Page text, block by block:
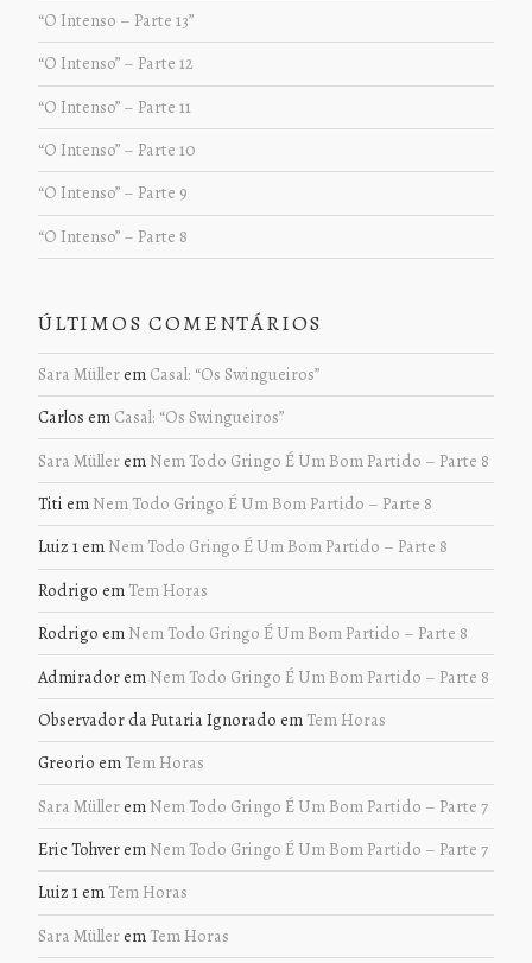
“O Intenso – Parte 13”
“O Intenso” – Parte 12
“O Intenso” – Parte 11
“O Intenso” – Parte 10
“O Intenso” – Parte 9
“O Intenso” – Parte 8
ÚLTIMOS COMENTÁRIOS
Sara Müllerem Casal: “Os Swingueiros”
Carlos em Casal: “Os Swingueiros”
Sara Müllerem Nem Todo Gringo É Um Bom Partido – Parte 8
Titi em Nem Todo Gringo É Um Bom Partido – Parte 8
Luiz 1em Nem Todo Gringo É Um Bom Partido – Parte 8
Rodrigo em Tem Horas
Rodrigo em Nem Todo Gringo É Um Bom Partido – Parte 8
Admiradorem Nem Todo Gringo É Um Bom Partido – Parte 8
Observador da Putaria Ignorado em Tem Horas
Greorio em Tem Horas
Sara Müllerem Nem Todo Gringo É Um Bom Partido – Parte 7
Eric Tohverem Nem Todo Gringo É Um Bom Partido – Parte 7
Luiz 1em Tem Horas
Sara Müllerem Tem Horas